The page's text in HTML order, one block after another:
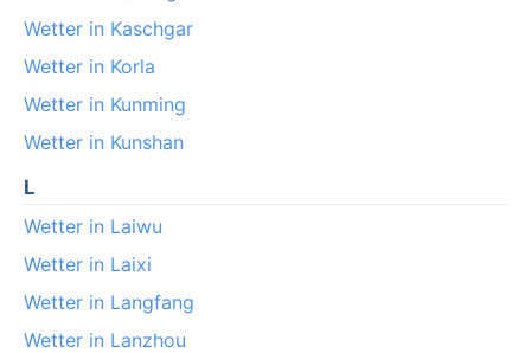
Wetter in Kaschgar
Wetter in Korla
Wetter in Kunming
Wetter in Kunshan
L
Wetter in Laiwu
Wetter in Laixi
Wetter in Langfang
Wetter in Lanzhou